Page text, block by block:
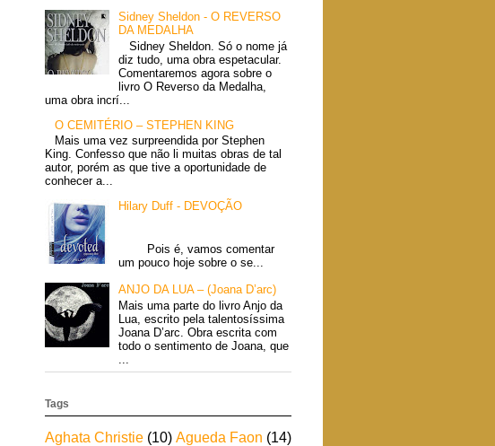
Sidney Sheldon - O REVERSO
DA MEDALHA
Sidney Sheldon. Só o nome já
diz tudo, uma obra espetacular.
Comentaremos agora sobre o
livro O Reverso da Medalha,
uma obra incrí...
O CEMITÉRIO – STEPHEN KING
Mais uma vez surpreendida por Stephen
King. Confesso que não li muitas obras de tal
autor, porém as que tive a oportunidade de
conhecer a...
Hilary Duff - DEVOÇÃO
Pois é, vamos comentar
um pouco hoje sobre o se...
ANJO DA LUA – (Joana D’arc)
Mais uma parte do livro Anjo da
Lua, escrito pela talentosíssima
Joana D’arc. Obra escrita com
todo o sentimento de Joana, que
Tags
Aghata Christie (10) Agueda Faon (14)